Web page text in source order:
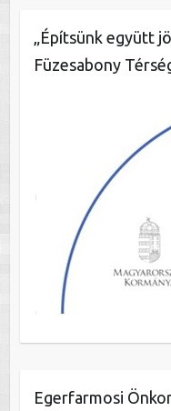
„Építsünk együtt
Füzesabony
Egerfarmosi